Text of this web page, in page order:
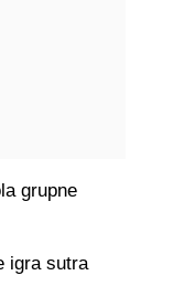
grupne
igra sutra